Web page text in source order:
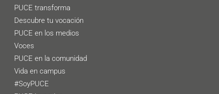
PUCE transforma
Descubre tu vocación
PUCE en los medios
Voces
PUCE en la comunidad
Vida en campus
#SoyPUCE